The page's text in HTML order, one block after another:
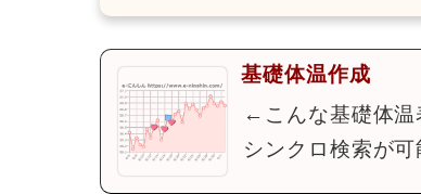
基礎体温作成
←こんな基礎体
シンクロ検索が可